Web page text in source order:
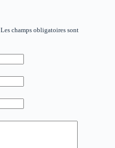
Les champs obligatoires sont